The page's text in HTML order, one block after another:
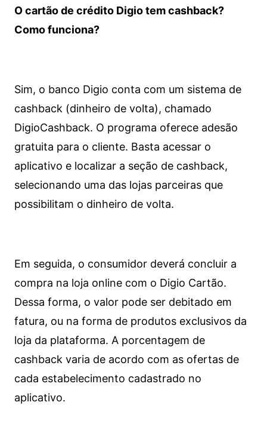
O cartão de crédito Digio tem cashback?
Como funciona?
Sim, o banco Digio conta com um sistema de
cashback (dinheiro de volta), chamado
DigioCashback. O programa oferece adesão
gratuita para o cliente. Basta acessar o
aplicativo e localizar a seção de cashback,
selecionando uma das lojas parceiras que
possibilitam o dinheiro de volta.
Em seguida, o consumidor deverá concluir a
compra na loja online com o Digio Cartão.
Dessa forma, o valor pode ser debitado em
fatura, ou na forma de produtos exclusivos da
loja da plataforma. A porcentagem de
cashback varia de acordo com as ofertas de
cada estabelecimento cadastrado no
aplicativo.